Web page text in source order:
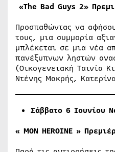
«The Bad Guys 2»
Προσπαθώντας να
τους, μια συμμορία
μπλέκεται σε μια νέα
πανέξυπνων ληστών
(Οικογενειακή Ταινία
Ντένης Μακρής,
Σάββατο 6 Ιουνίου
« MON HEROINE »